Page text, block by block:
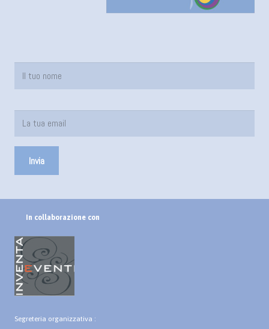
In collaborazione con
Segreteria organizzativa :